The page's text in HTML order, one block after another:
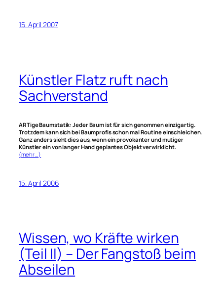
15. April 2007
Künstler Flatz ruft nach
Sachverstand
ARTige Baumstatik: Jeder Baum ist für sich genommen einzigartig.
Trotzdem kann sich bei Baumprofis schon mal Routine einschleichen.
Ganz anders sieht dies aus, wenn ein provokanter und mutiger
Künstler ein von langer Hand geplantes Objekt verwirklicht.
(mehr …)
15. April 2006
Wissen, wo Kräfte wirken
(Teil II) – Der Fangstoß beim
Abseilen